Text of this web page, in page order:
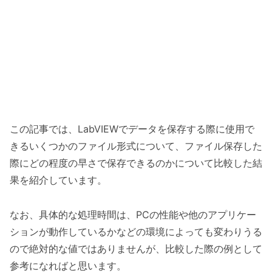
この記事では、LabVIEWでデータを保存する際に使用で
きるいくつかのファイル形式について、ファイル保存した
際にどの程度の早さで保存できるのかについて比較した結
果を紹介しています。
なお、具体的な処理時間は、PCの性能や他のアプリケー
ションが動作しているかなどの環境によっても変わりうる
ので絶対的な値ではありませんが、比較した際の例として
参考になればと思います。